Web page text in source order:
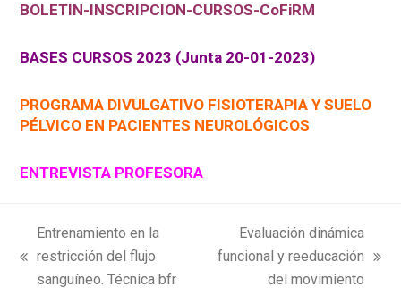
BOLETIN-INSCRIPCION-CURSOS-CoFiRM
BASES CURSOS 2023 (Junta 20-01-2023)
PROGRAMA DIVULGATIVO FISIOTERAPIA Y SUELO
PÉLVICO EN PACIENTES NEUROLÓGICOS
ENTREVISTA PROFESORA
previous
post:
Entrenamiento en la
restricción del flujo
sanguíneo. Técnica bfr
next
Evaluación dinámica
funcional y reeducación
del movimiento